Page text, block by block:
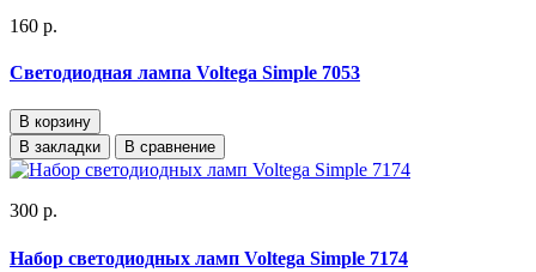
160 р.
Светодиодная лампа Voltega Simple 7053
В корзину
В закладки
В сравнение
300 р.
Набор светодиодных ламп Voltega Simple 7174